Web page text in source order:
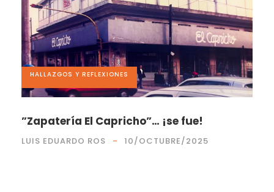
HALLAZGOS Y REFLEXIONES
”Zapatería El Capricho”… ¡se fue!
LUIS EDUARDO ROS 10/OCTUBRE/2025